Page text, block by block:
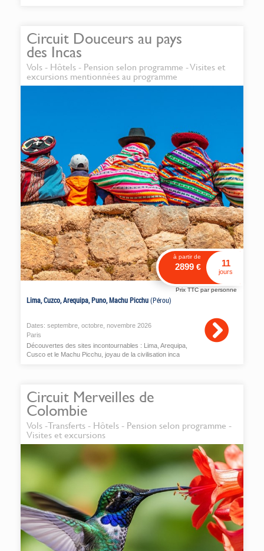
Circuit Douceurs au pays
des Incas
Vols - Hôtels - Pension selon programme - Visites et
excursions mentionnées au programme
à partir de
2899€ 11
jours
Prix TTC par personne
Lima, Cuzco, Arequipa, Puno, Machu Picchu(Pérou)
Dates: septembre octobre novembre 2026
Paris
Découvertes des sites incontournables : Lima, Arequipa,
Cusco et le Machu Picchu, joyau de la civilisation inca
Circuit Merveilles de
Colombie
Vols -Transferts - Hôtels - Pension selon programme -
Visites et excursions